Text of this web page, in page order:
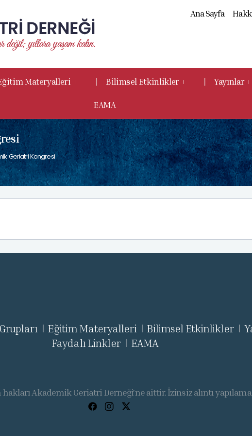
Ana Sayfa
Materyalleri + | Bilimsel Etkinlikler + | Yayınlar +
EAMA
Geriatri Kongresi
| Eğitim Materyalleri | Bilimsel Etkinlikler |
Faydalı Linkler | EAMA
Akademik Geriatri Derneği'ne aittir. İzinsiz alıntı